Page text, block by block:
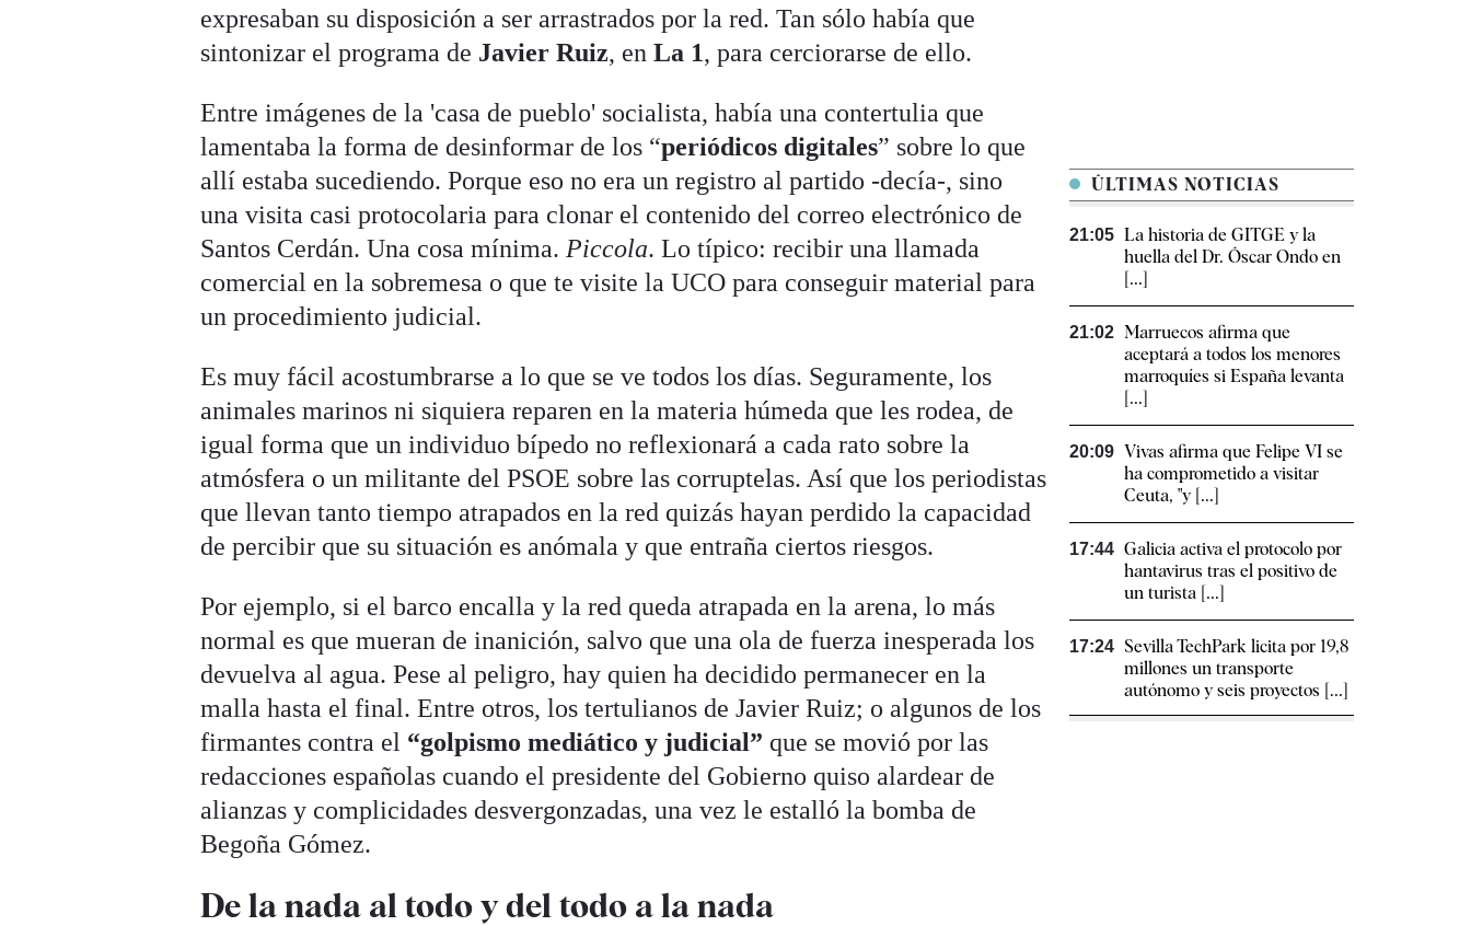
expresaban su disposición a ser arrastrados por la red. Tan sólo había que
sintonizar el programa de Javier Ruiz, enLa 1, para cerciorarse de ello.
Entre imágenes de la 'casa de pueblo' socialista, había una contertulia que
lamentaba la forma de desinformar de los “periódicos digitales” sobre lo que
allí estaba sucediendo. Porque eso no era un registro al partido -decía-, sino
una visita casi protocolaria para clonar el contenido del correo electrónico de
Santos Cerdán. Una cosa mínima. Piccola. Lo típico: recibir una llamada
comercial en la sobremesa o que te visite la UCO para conseguir material para
un procedimiento judicial.
Es muy fácil acostumbrarse a lo que se ve todos los días. Seguramente, los
animales marinos ni siquiera reparen en la materia húmeda que les rodea, de
igual forma que un individuo bípedo no reflexionará a cada rato sobre la
atmósfera o un militante del PSOE sobre las corruptelas. Así que los periodistas
que llevan tanto tiempo atrapados en la red quizás hayan perdido la capacidad
de percibir que su situación es anómala y que entraña ciertos riesgos.
Por ejemplo, si el barco encalla y la red queda atrapada en la arena, lo más
normal es que mueran de inanición, salvo que una ola de fuerza inesperada los
devuelva al agua. Pese al peligro, hay quien ha decidido permanecer en la
malla hasta el final. Entre otros, los tertulianos de Javier Ruiz; o algunos de los
firmantes contra el “golpismo mediático y judicial” que se movió por las
redacciones españolas cuando el presidente del Gobierno quiso alardear de
alianzas y complicidades desvergonzadas, una vez le estalló la bomba de
Begoña Gómez.
De la nada al todo y del todo a la nada
ÚLTIMAS NOTICIAS
21:05 La historia de GITGE y la
huella del Dr. Óscar Ondo en
[...]
21:02 Marruecos afirma que
aceptará a todos los menores
marroquíes si España levanta
[...]
20:09 Vivas afirma que Felipe VI se
ha comprometido a visitar
Ceuta, "y [...]
17:44 Galicia activa el protocolo por
hantavirus tras el positivo de
un turista [...]
17:24 Sevilla TechPark licita por 19,8
millones un transporte
autónomo y seis proyectos [...]